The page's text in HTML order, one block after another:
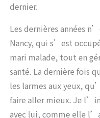
dernier.
Les dernières années
Nancy, qui s’est
mari malade, tout en
santé. La dernière fois
les larmes aux yeux,
faire aller mieux. Je
avec lui, comme elle